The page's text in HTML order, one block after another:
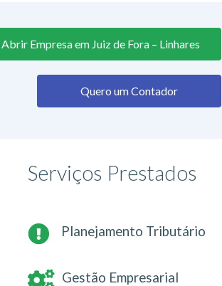
Abrir Empresa em Juiz de Fora – Linhares
Quero um Contador
Serviços Prestados
Planejamento Tributário
Gestão Empresarial